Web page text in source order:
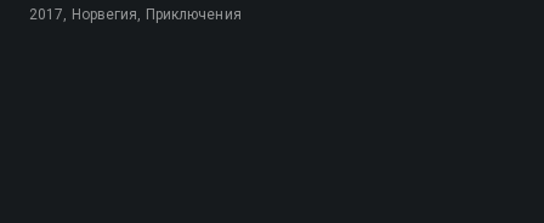
2017, Норвегия, Приключения